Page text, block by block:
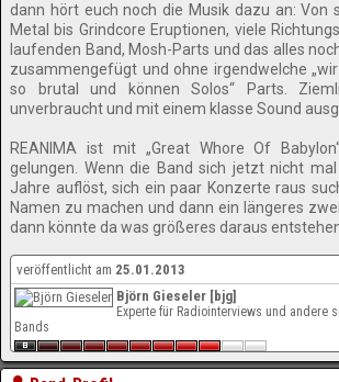
dann hört euch noch die Musik dazu an: Von
Metal bis Grindcore Eruptionen, viele
laufenden Band, Mosh-Parts und das alles
zusammengefügt und ohne irgendwelche
so brutal und können Solos“ Parts.
unverbraucht und mit einem klasse Sound
REANIMA ist mit „Great Whore Of
gelungen. Wenn die Band sich jetzt nicht
Jahre auflöst, sich ein paar Konzerte raus
Namen zu machen und dann ein längeres
dann könnte da was größeres daraus
veröffentlicht am 25.01.2013
Björn Gieseler [bjg]
Experte für Radiointerviews und andere
Bands